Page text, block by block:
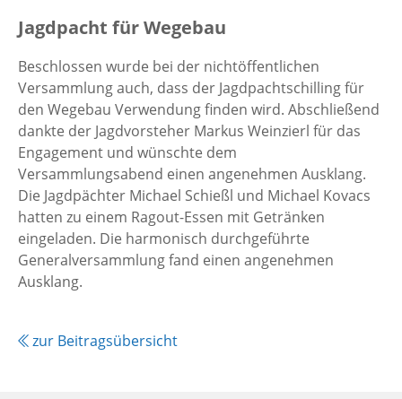
Jagdpacht für Wegebau
Beschlossen wurde bei der nichtöffentlichen
Versammlung auch, dass der Jagdpachtschilling für
den Wegebau Verwendung finden wird. Abschließend
dankte der Jagdvorsteher Markus Weinzierl für das
Engagement und wünschte dem
Versammlungsabend einen angenehmen Ausklang.
Die Jagdpächter Michael Schießl und Michael Kovacs
hatten zu einem Ragout-Essen mit Getränken
eingeladen. Die harmonisch durchgeführte
Generalversammlung fand einen angenehmen
Ausklang.
zur Beitragsübersicht